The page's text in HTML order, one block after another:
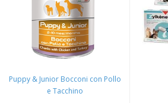
Puppy & Junior Bocconi con Pollo
e Tacchino